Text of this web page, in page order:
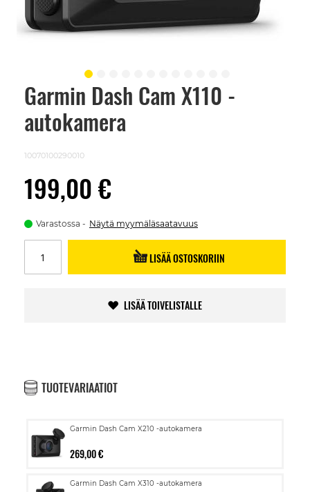
Garmin Dash Cam X110 -
autokamera
10070100290010
199,00 €
Varastossa Näytä myymäläsaatavuus
LISÄÄ OSTOSKORIIN
LISÄÄ TOIVELISTALLE
TUOTEVARIAATIOT
Garmin Dash Cam X210 -autokamera
269,00 €
Garmin Dash Cam X310 -autokamera
Skip
beginning
images